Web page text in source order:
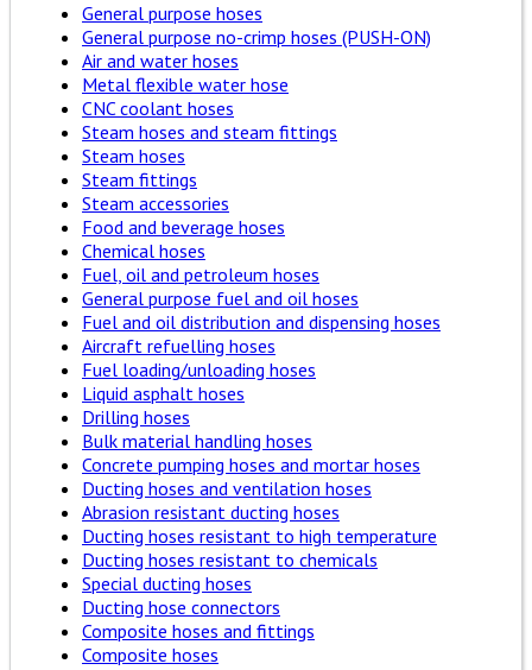
General purpose hoses
General purpose no-crimp hoses (PUSH-ON)
Air and water hoses
Metal flexible water hose
CNC coolant hoses
Steam hoses and steam fittings
Steam hoses
Steam fittings
Steam accessories
Food and beverage hoses
Chemical hoses
Fuel, oil and petroleum hoses
General purpose fuel and oil hoses
Fuel and oil distribution and dispensing hoses
Aircraft refuelling hoses
Fuel loading/unloading hoses
Liquid asphalt hoses
Drilling hoses
Bulk material handling hoses
Concrete pumping hoses and mortar hoses
Ducting hoses and ventilation hoses
Abrasion resistant ducting hoses
Ducting hoses resistant to high temperature
Ducting hoses resistant to chemicals
Special ducting hoses
Ducting hose connectors
Composite hoses and fittings
Composite hoses